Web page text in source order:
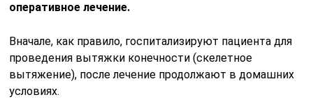
оперативное лечение.
Вначале, как правило, госпитализируют пациента для
проведения вытяжки конечности (скелетное
вытяжение), после лечение продолжают в домашних
условиях.